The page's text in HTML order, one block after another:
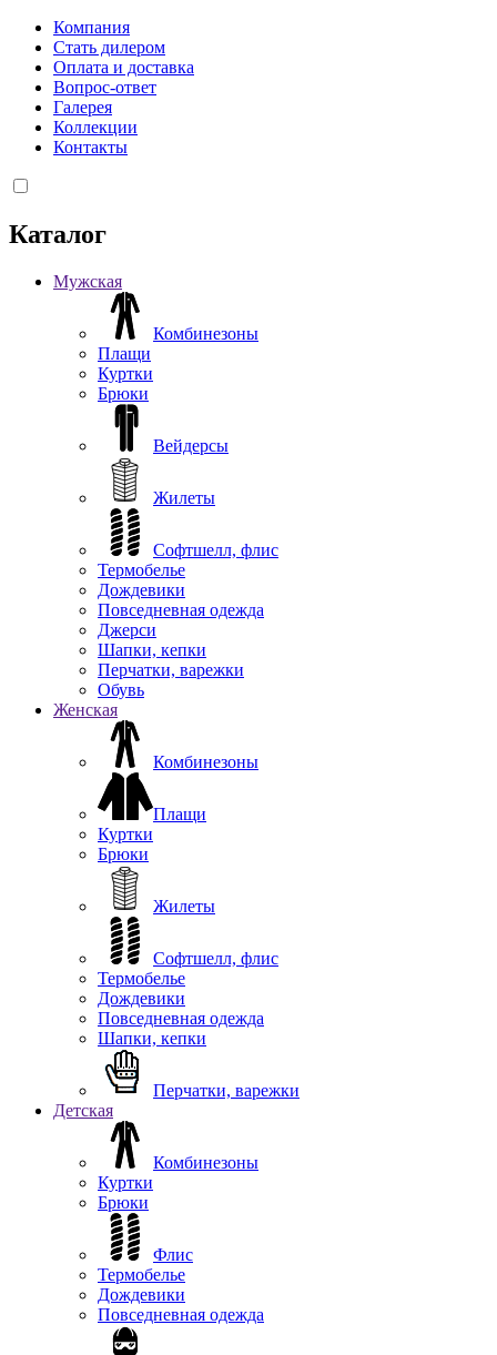
Компания
Стать дилером
Оплата и доставка
Вопрос-ответ
Галерея
Коллекции
Контакты
Каталог
Мужская
Комбинезоны
Плащи
Куртки
Брюки
Вейдерсы
Жилеты
Софтшелл, флис
Термобелье
Дождевики
Повседневная одежда
Джерси
Шапки, кепки
Перчатки, варежки
Обувь
Женская
Комбинезоны
Плащи
Куртки
Брюки
Жилеты
Софтшелл, флис
Термобелье
Дождевики
Повседневная одежда
Шапки, кепки
Перчатки, варежки
Детская
Комбинезоны
Куртки
Брюки
Флис
Термобелье
Дождевики
Повседневная одежда